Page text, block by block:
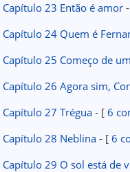
Capítulo 23 Então é amor
Capítulo 24 Quem é
Capítulo 25 Começo de
Capítulo 26 Agora sim,
Capítulo 27 Trégua- [6
Capítulo 28 Neblina- [6
Capítulo 29 O sol está de